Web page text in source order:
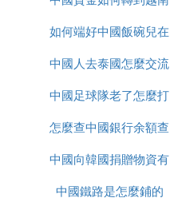
炒股
如何端好中國飯碗兒在
線播放
中國人去泰國怎麼交流
中國足球隊老了怎麼打
亞洲杯
怎麼查中國銀行余額查
詢
中國向韓國捐贈物資有
哪些
中國鐵路是怎麼鋪的